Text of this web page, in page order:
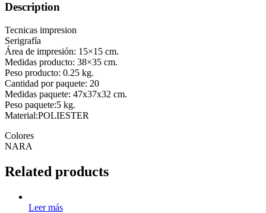
Description
Tecnicas impresion
Serigrafía
Área de impresión: 15×15 cm.
Medidas producto: 38×35 cm.
Peso producto: 0.25 kg.
Cantidad por paquete: 20
Medidas paquete: 47x37x32 cm.
Peso paquete:5 kg.
Material:POLIESTER
Colores
NARA
Related products
Leer más